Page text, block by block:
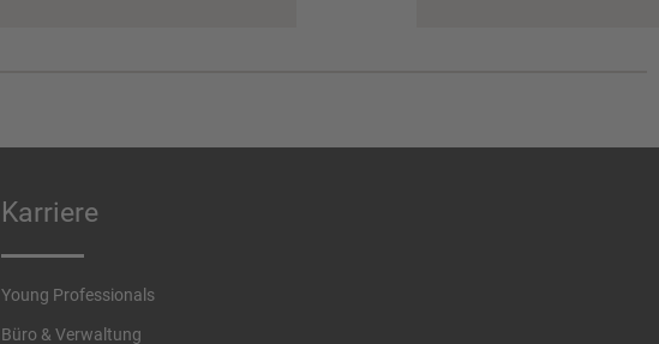
Karriere
Young Professionals
Büro & Verwaltung